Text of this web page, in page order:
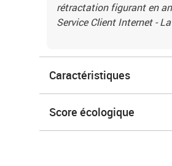
rétractation figurant en
Service Client Internet -
Caractéristiques
Score écologique